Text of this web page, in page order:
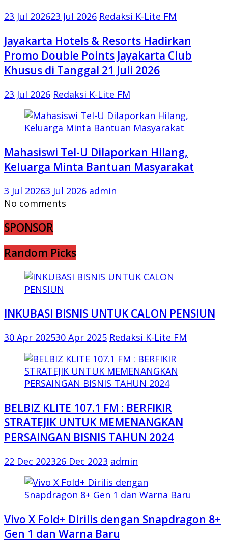
23 Jul 202623 Jul 2026 Redaksi K-Lite FM
Jayakarta Hotels & Resorts Hadirkan
Promo Double Points Jayakarta Club
Khusus di Tanggal 21 Juli 2026
23 Jul 2026 Redaksi K-Lite FM
Mahasiswi Tel-U Dilaporkan Hilang,
Keluarga Minta Bantuan Masyarakat
3 Jul 20263 Jul 2026 admin
No comments
SPONSOR
Random Picks
INKUBASI BISNIS UNTUK CALON PENSIUN
30 Apr 202530 Apr 2025 Redaksi K-Lite FM
BELBIZ KLITE 107.1 FM : BERFIKIR
STRATEJIK UNTUK MEMENANGKAN
PERSAINGAN BISNIS TAHUN 2024
22 Dec 202326 Dec 2023 admin
Vivo X Fold+ Dirilis dengan Snapdragon 8+
Gen 1 dan Warna Baru